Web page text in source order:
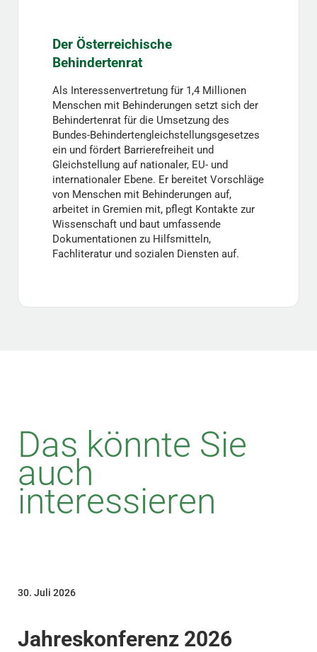
Der Österreichische
Behindertenrat
Als Interessenvertretung für 1,4 Millionen
Menschen mit Behinderungen setzt sich der
Behindertenrat für die Umsetzung des
Bundes-Behindertengleichstellungsgesetzes
ein und fördert Barrierefreiheit und
Gleichstellung auf nationaler, EU- und
internationaler Ebene. Er bereitet Vorschläge
von Menschen mit Behinderungen auf,
arbeitet in Gremien mit, pflegt Kontakte zur
Wissenschaft und baut umfassende
Dokumentationen zu Hilfsmitteln,
Fachliteratur und sozialen Diensten auf.
Das könnte Sie
auch
interessieren
Jahreskonferenz 2026
30. Juli 2026